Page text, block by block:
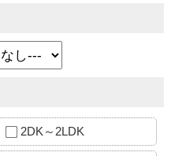
2DK～2LDK